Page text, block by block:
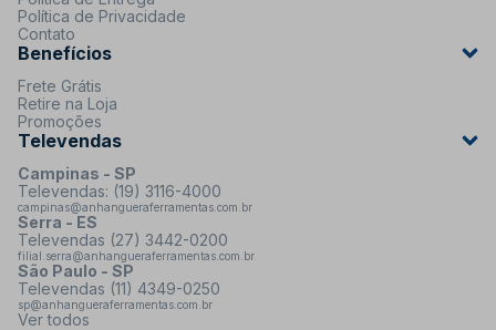
Política de Privacidade
Contato
Benefícios
Frete Grátis
Retire na Loja
Promoções
Televendas
Campinas - SP
Televendas: (19) 3116-4000
campinas@anhangueraferramentas.com.br
Serra - ES
Televendas (27) 3442-0200
filial.serra@anhangueraferramentas.com.br
São Paulo - SP
Televendas (11) 4349-0250
sp@anhangueraferramentas.com.br
Ver todos